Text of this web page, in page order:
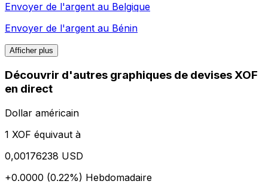
Envoyer de l'argent au Belgique
Envoyer de l'argent au Bénin
Afficher plus
Découvrir d'autres graphiques de devises XOF
en direct
Dollar américain
1 XOF équivaut à
0,00176238 USD
+0.0000 (0.22%) Hebdomadaire